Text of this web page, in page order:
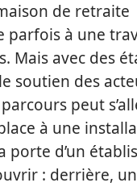
de retraite
parfois à une
Mais avec des
soutien des
peut
à une
porte d’un
: derrière,